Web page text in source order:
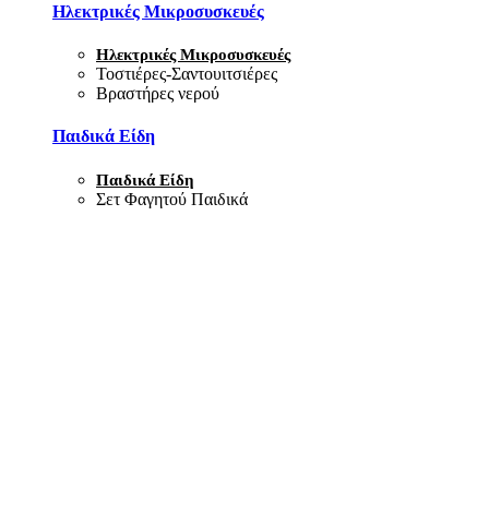
Ηλεκτρικές Μικροσυσκευές
Ηλεκτρικές Μικροσυσκευές
Τοστιέρες-Σαντουιτσιέρες
Βραστήρες νερού
Παιδικά Είδη
Παιδικά Είδη
Σετ Φαγητού Παιδικά